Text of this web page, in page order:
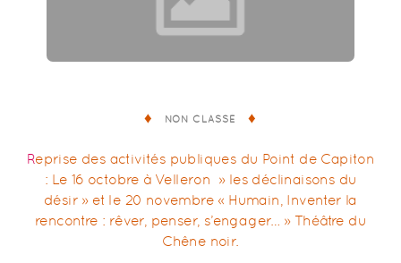
NON CLASSÉ
Reprise des activités publiques du Point de Capiton
: Le 16 octobre à Velleron » les déclinaisons du
désir » et le 20 novembre « Humain, Inventer la
rencontre : rêver, penser, s’engager… » Théâtre du
Chêne noir.